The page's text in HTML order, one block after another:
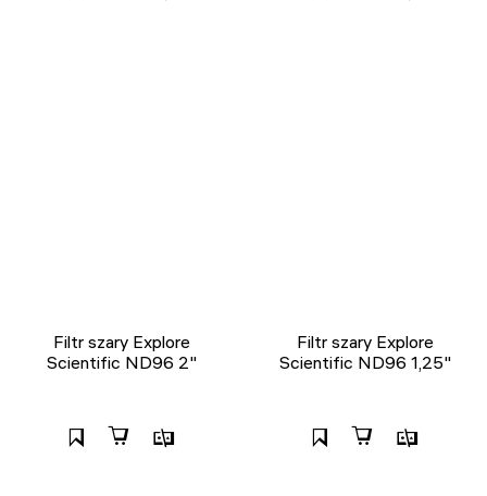
Filtr szary Explore
Scientific ND96 2"
Filtr szary Explore
Scientific ND96 1,25"